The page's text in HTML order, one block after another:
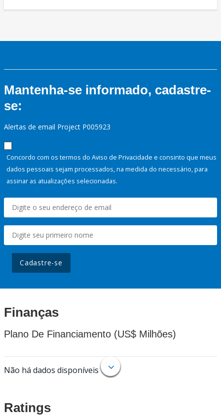
Mantenha-se informado, cadastre-
se:
Alertas de email Project P005923
Concordo com os termos do Aviso de Privacidade e consinto que meus
dados pessoais sejam processados, na medida do necessário, para
assinar as atualizações selecionadas.
Cadastre-se
Finanças
Plano De Financiamento (US$ Milhões)
Não há dados disponíveis
Ratings